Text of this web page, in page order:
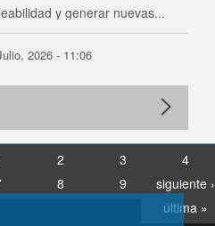
y generar nuevas...
2026 - 11:06
2 3
4
8 9
siguiente ›
última »